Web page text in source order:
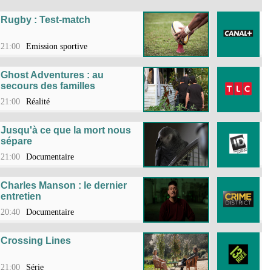
Rugby : Test-match
21:00 Emission sportive
Ghost Adventures : au
secours des familles
21:00 Réalité
Jusqu'à ce que la mort nous
sépare
21:00 Documentaire
Charles Manson : le dernier
entretien
20:40 Documentaire
Crossing Lines
21:00 Série